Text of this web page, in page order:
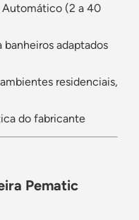
Automático (2 a 40
banheiros adaptados
residenciais,
do fabricante
Pematic